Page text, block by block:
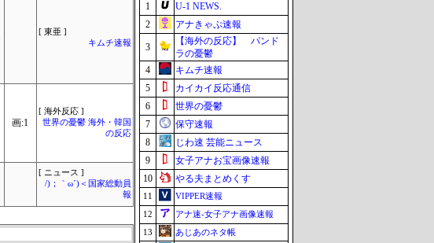
[ 東亜 ]
キムチ速報
画:1
[ 海外反応 ]
世界の憂鬱 海外・韓国
の反応
[ ニュース ]
/)；｀ω´)＜国家総動員
報
1
U-1 NEWS.
2
アナきゃぷ速報
3
【海外の反応】 パンド
ラの憂鬱
4
キムチ速報
5
カイカイ反応通信
6
世界の憂鬱
7
保守速報
8
じわ速 芸能ニュース
9
女子アナお宝画像速報
10
やる夫まとめくす
11
VIPPER速報
12
アナ速‐女子アナ画像速報
13
あじあのネタ帳